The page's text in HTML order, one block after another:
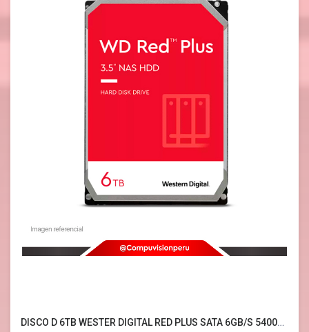
DISCO D 6TB WESTER DIGITAL RED PLUS SATA 6GB/S 5400RPM 3.5 256MB WD60EFPX